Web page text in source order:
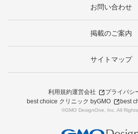
お問い合わせ
掲載のご案内
サイトマップ
利用規約運営会社
プライバシ
best choice クリニック byGMO
best
©GMO DesignOne, Inc. All Rights